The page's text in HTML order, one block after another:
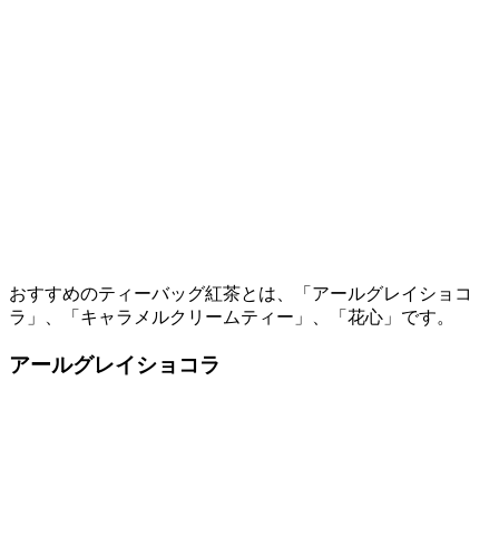
おすすめのティーバッグ紅茶とは、「アールグレイショコ
ラ」、「キャラメルクリームティー」、「花心」です。
アールグレイショコラ